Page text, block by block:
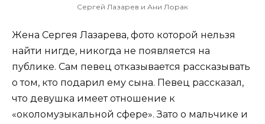
Сергей Лазарев и Ани Лорак
Жена Сергея Лазарева, фото которой нельзя
найти нигде, никогда не появляется на
публике. Сам певец отказывается рассказывать
о том, кто подарил ему сына. Певец рассказал,
что девушка имеет отношение к
«околомузыкальной сфере». Зато о мальчике и